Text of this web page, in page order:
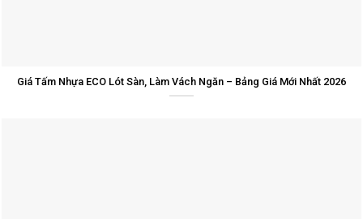
Giá Tấm Nhựa ECO Lót Sàn, Làm Vách Ngăn – Bảng Giá Mới Nhất 2026